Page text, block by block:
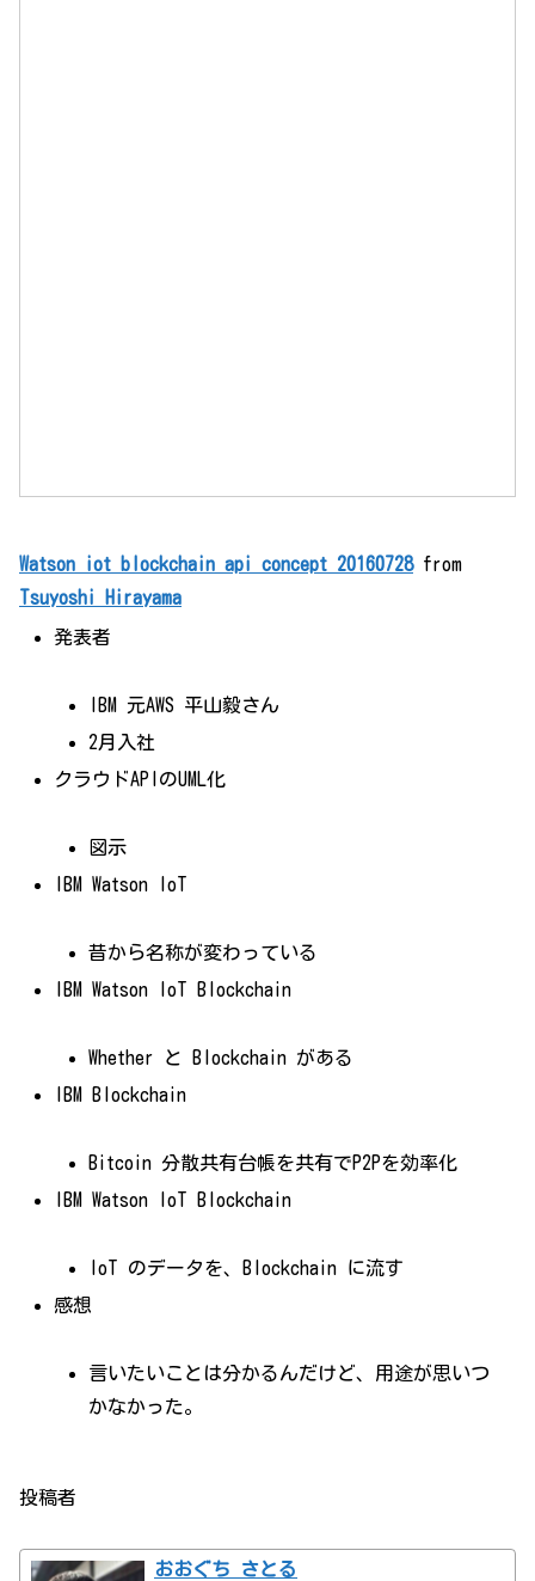
Watson iot blockchain api concept 20160728 from
Tsuyoshi Hirayama
発表者
IBM 元AWS 平山毅さん
2月入社
クラウドAPIのUML化
図示
IBM Watson IoT
昔から名称が変わっている
IBM Watson IoT Blockchain
Whether と Blockchain がある
IBM Blockchain
Bitcoin 分散共有台帳を共有でP2Pを効率化
IBM Watson IoT Blockchain
IoT のデータを、Blockchain に流す
感想
言いたいことは分かるんだけど、用途が思いつ
かなかった。
投稿者
おおぐち さとる